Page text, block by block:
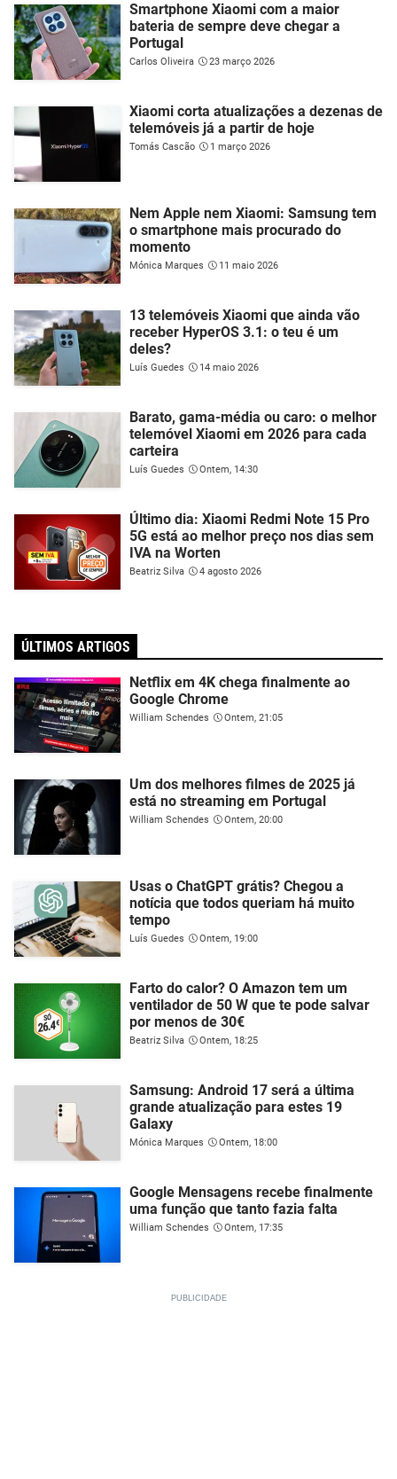
Smartphone Xiaomi com a maior
bateria de sempre deve chegar a
Portugal
Carlos Oliveira 23 março 2026
Xiaomi corta atualizações a dezenas de
telemóveis já a partir de hoje
Tomás Cascão 1 março 2026
Nem Apple nem Xiaomi: Samsung tem
o smartphone mais procurado do
momento
Mónica Marques 11 maio 2026
13 telemóveis Xiaomi que ainda vão
receber HyperOS 3.1: o teu é um
deles?
Luís Guedes 14 maio 2026
Barato, gama-média ou caro: o melhor
telemóvel Xiaomi em 2026 para cada
carteira
Luís Guedes Ontem, 14:30
Último dia: Xiaomi Redmi Note 15 Pro
5G está ao melhor preço nos dias sem
IVA na Worten
Beatriz Silva 4 agosto 2026
ÚLTIMOS ARTIGOS
Netflix em 4K chega finalmente ao
Google Chrome
William Schendes Ontem, 21:05
Um dos melhores filmes de 2025 já
está no streaming em Portugal
William Schendes Ontem, 20:00
Usas o ChatGPT grátis? Chegou a
notícia que todos queriam há muito
tempo
Luís Guedes Ontem, 19:00
Farto do calor? O Amazon tem um
ventilador de 50 W que te pode salvar
por menos de 30€
Beatriz Silva Ontem, 18:25
Samsung: Android 17 será a última
grande atualização para estes 19
Galaxy
Mónica Marques Ontem, 18:00
Google Mensagens recebe finalmente
uma função que tanto fazia falta
William Schendes Ontem, 17:35